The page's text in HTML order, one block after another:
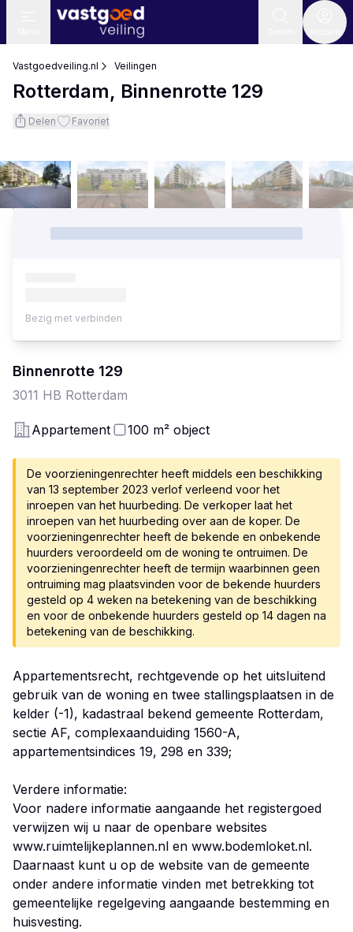
Vastgoedveiling.nl Veilingen
Rotterdam, Binnenrotte 129
Delen Favoriet
Binnenrotte 129
3011 HB Rotterdam
Appartement 100 m² object
De voorzieningenrechter heeft middels een beschikking
van 13 september 2023 verlof verleend voor het
inroepen van het huurbeding. De verkoper laat het
inroepen van het huurbeding over aan de koper. De
voorzieningenrechter heeft de bekende en onbekende
huurders veroordeeld om de woning te ontruimen. De
voorzieningenrechter heeft de termijn waarbinnen geen
ontruiming mag plaatsvinden voor de bekende huurders
gesteld op 4 weken na betekening van de beschikking
en voor de onbekende huurders gesteld op 14 dagen na
betekening van de beschikking.
Appartementsrecht, rechtgevende op het uitsluitend
gebruik van de woning en twee stallingsplaatsen in de
kelder (-1), kadastraal bekend gemeente Rotterdam,
sectie AF, complexaanduiding 1560-A,
appartementsindices 19, 298 en 339;
Verdere informatie:
Voor nadere informatie aangaande het registergoed
verwijzen wij u naar de openbare websites
www.ruimtelijkeplannen.nl en www.bodemloket.nl.
Daarnaast kunt u op de website van de gemeente
onder andere informatie vinden met betrekking tot
gemeentelijke regelgeving aangaande bestemming en
huisvesting.
Bezig met verbinden